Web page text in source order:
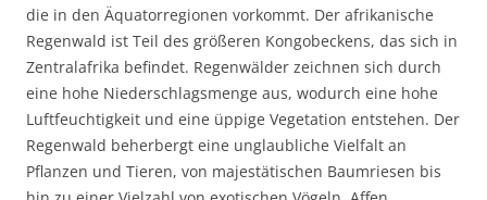
die in den Äquatorregionen vorkommt. Der afrikanische
Regenwald ist Teil des größeren Kongobeckens, das sich in
Zentralafrika befindet. Regenwälder zeichnen sich durch
eine hohe Niederschlagsmenge aus, wodurch eine hohe
Luftfeuchtigkeit und eine üppige Vegetation entstehen. Der
Regenwald beherbergt eine unglaubliche Vielfalt an
Pflanzen und Tieren, von majestätischen Baumriesen bis